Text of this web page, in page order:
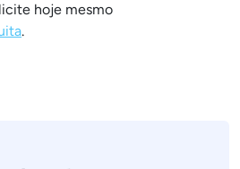
hoje mesmo
.